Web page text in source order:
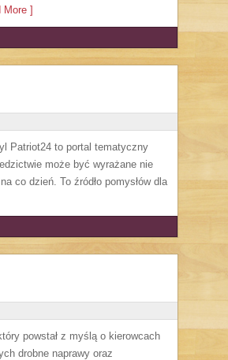
]
Patriot24 to portal tematyczny
może być wyrażane nie
co dzień. To źródło pomysłów dla
powstał z myślą o kierowcach
drobne naprawy oraz